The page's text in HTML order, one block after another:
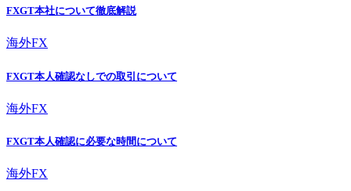
FXGT本社について徹底解説
海外FX
FXGT本人確認なしでの取引について
海外FX
FXGT本人確認に必要な時間について
海外FX